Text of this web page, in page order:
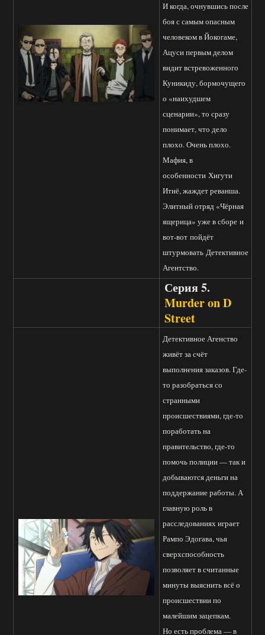
И когда, очнувшись после
боя с самым опасным
человеком в Йокогаме,
Ацуси первым делом
видит встревоженного
Куникиду, бормочущего
о «наихудшем
сценарии», то сразу
понимает, что дело
плохо. Очень плохо.
Мафия, в
особенности Хигути
Итиё, жаждет реванша.
Элитный отряд «Чёрная
ящерица» уже в сборе и
вот-вот пойдёт
штурмовать Детективное
Агентство.
Серия 5.
Murder on D
Street
Детективное Агенство
живёт за счёт
выполнения заказов. Где-
то разобраться со
странными
происшествиями, где-то
поработать на
правительство, где-то
помочь полиции — так и
добываются деньги на
поддержание работы. А
главную роль в
расследованиях играет
Рампо Эдогава, чья
сверхспособность
позволяет в считанные
минуты выяснить всё о
происшествии по
малейшим зацепкам.
Но есть проблема — в